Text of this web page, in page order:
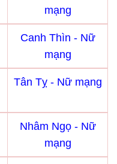
mạng
Canh Thìn - Nữ
mạng
Tân Tỵ - Nữ mạng
Nhâm Ngọ - Nữ
mạng